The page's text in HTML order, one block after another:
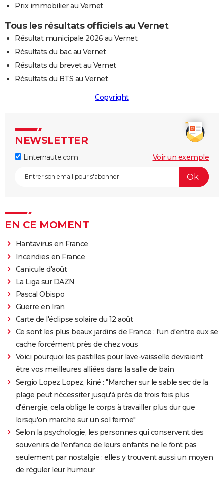
Prix immobilier au Vernet
Tous les résultats officiels au Vernet
Résultat municipale 2026 au Vernet
Résultats du bac au Vernet
Résultats du brevet au Vernet
Résultats du BTS au Vernet
Copyright
NEWSLETTER
Linternaute.com Voir un exemple
EN CE MOMENT
Hantavirus en France
Incendies en France
Canicule d'août
La Liga sur DAZN
Pascal Obispo
Guerre en Iran
Carte de l'éclipse solaire du 12 août
Ce sont les plus beaux jardins de France : l'un d'entre eux se
cache forcément près de chez vous
Voici pourquoi les pastilles pour lave-vaisselle devraient
être vos meilleures alliées dans la salle de bain
Sergio Lopez Lopez, kiné : "Marcher sur le sable sec de la
plage peut nécessiter jusqu'à près de trois fois plus
d'énergie, cela oblige le corps à travailler plus dur que
lorsqu'on marche sur un sol ferme"
Selon la psychologie, les personnes qui conservent des
souvenirs de l'enfance de leurs enfants ne le font pas
seulement par nostalgie : elles y trouvent aussi un moyen
de réguler leur humeur